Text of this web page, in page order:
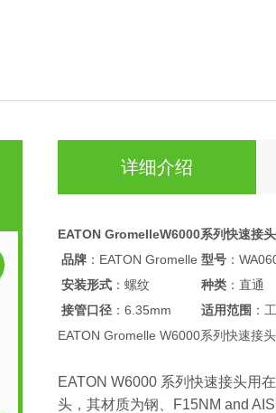
详细介绍
EATON GromelleW6000系列快速接
品牌 ：EATON Gromelle 型号 ：
安装形式 ：螺纹 种类 ：直通
接管口径 ：6.35mm 适用范围 ：
EATON Gromelle W6000系列快速接
EATON W6000 系列快速接头用
头，其材质为钢、F15NM and